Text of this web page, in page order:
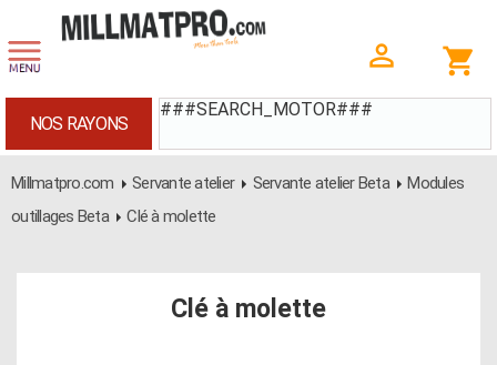
###SEARCH_MOTOR###
NOS RAYONS
Millmatpro.com Servante atelier Servante atelier Beta
Modules
outillages Beta
Clé à molette
Clé à molette